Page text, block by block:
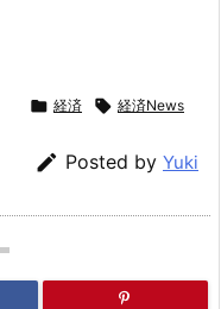
 経済  経済News
 Posted by Yuki